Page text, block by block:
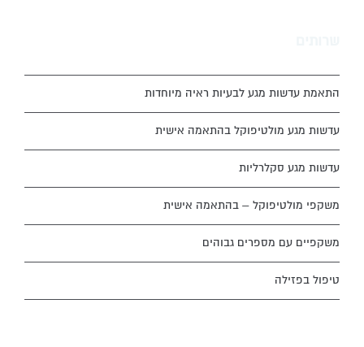
התאמת עדשות מגע לבעיות ראיה מיוחדות
עדשות מגע מולטיפוקל בהתאמה אישית
עדשות מגע סקלרליות
משקפי מולטיפוקל – בהתאמה אישית
משקפיים עם מספרים גבוהים
טיפול בפזילה